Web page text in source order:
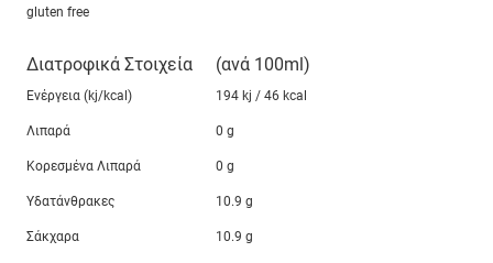
gluten free
Διατροφικά Στοιχεία (ανά 100ml)
Ενέργεια (kj/kcal) 194 kj / 46 kcal
Λιπαρά 0 g
Κορεσμένα Λιπαρά 0 g
Υδατάνθρακες 10.9 g
Σάκχαρα 10.9 g